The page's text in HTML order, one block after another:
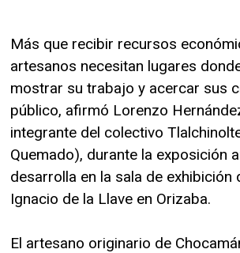
Más que recibir recursos
artesanos necesitan lugares
mostrar su trabajo y acercar sus
público, afirmó Lorenzo
integrante del colectivo
Quemado), durante la exposición
desarrolla en la sala de exhibición
Ignacio de la Llave en Orizaba.
El artesano originario de